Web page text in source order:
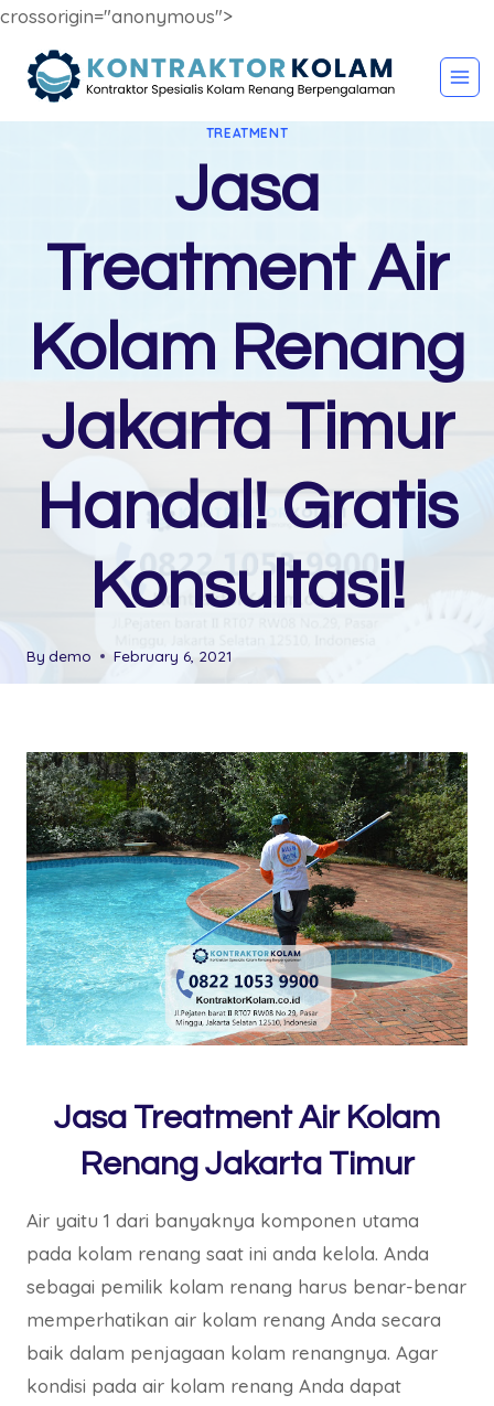
crossorigin="anonymous">
TREATMENT
Jasa
Treatment Air
Kolam Renang
Jakarta Timur
Handal! Gratis
Konsultasi!
By demo February 6, 2021
Jasa Treatment Air Kolam
Renang Jakarta Timur
Air yaitu 1 dari banyaknya komponen utama
pada kolam renang saat ini anda kelola. Anda
sebagai pemilik kolam renang harus benar-benar
memperhatikan air kolam renang Anda secara
baik dalam penjagaan kolam renangnya. Agar
kondisi pada air kolam renang Anda dapat